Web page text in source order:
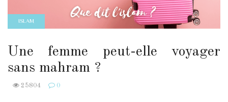
ISLAM
Une femme peut-elle voyager
sans mahram ?
25804 0